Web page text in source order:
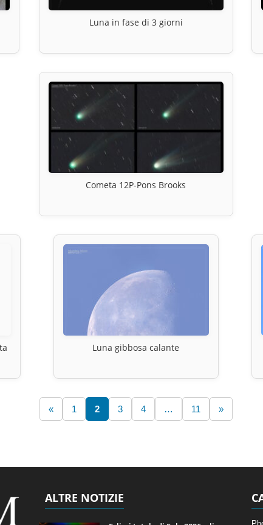
Luna in fase di 3 giorni
Cometa 12P-Pons Brooks
Luna gibbosa calante
« 1 2 3 4 … 11 »
ALTRE NOTIZIE